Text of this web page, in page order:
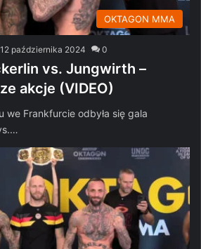
OKTAGON MMA
12 października 2024 0
vs. Jungwirth –
akcje (VIDEO)
we Frankfurcie odbyła się gala